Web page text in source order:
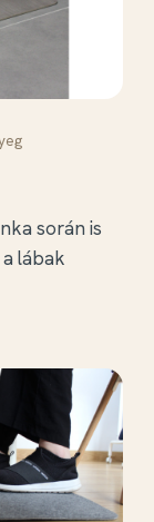
során is
lábak